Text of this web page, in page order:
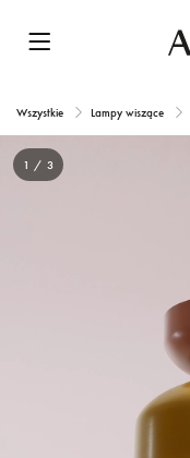
Wszystkie Lampy wiszące
1 / 3